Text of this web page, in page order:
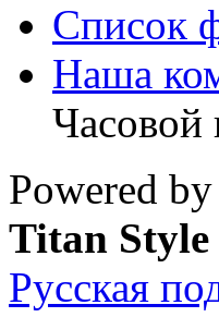
Список
Наша
Часовой
Powered by
Titan Style
Русская